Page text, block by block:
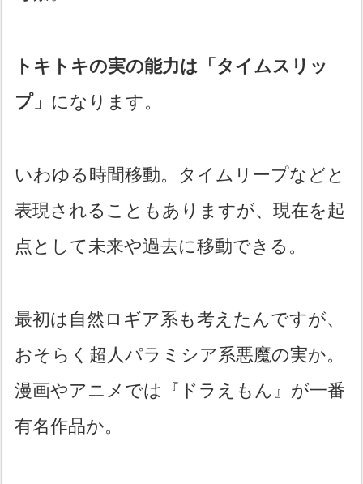
トキトキの実の能力は「タイムスリッ
プ」 になります。
いわゆる時間移動。タイムリープなどと
表現されることもありますが、現在を起
点として未来や過去に移動できる。
最初は自然ロギア系も考えたんですが、
おそらく超人パラミシア系悪魔の実か。
漫画やアニメでは『ドラえもん』が一番
有名作品か。